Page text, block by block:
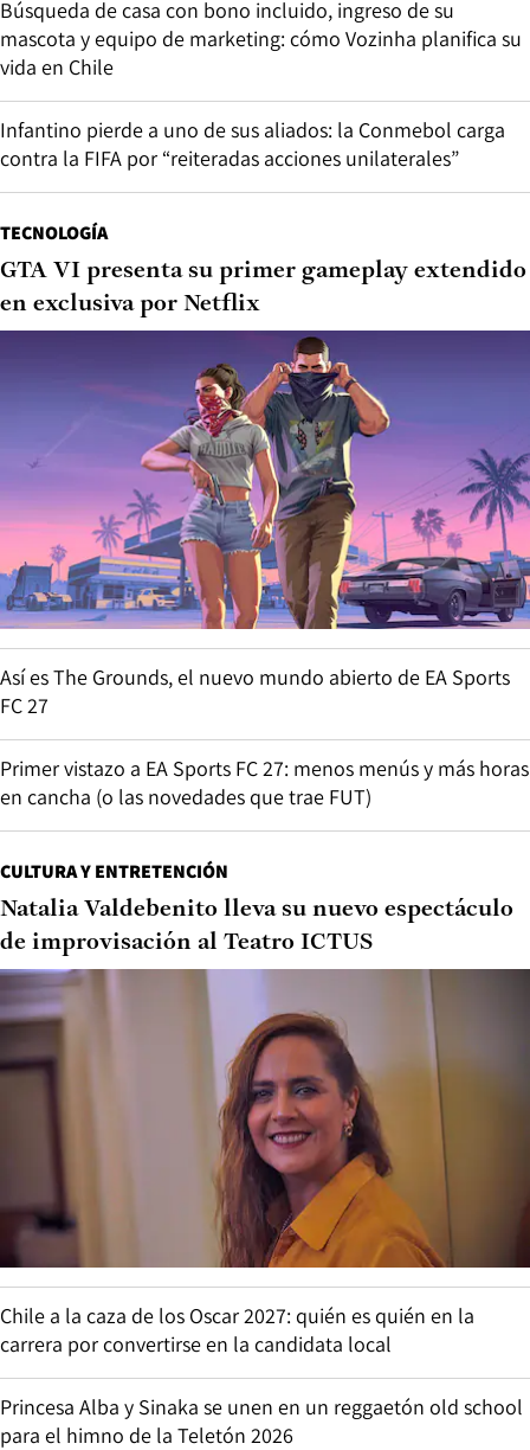
Búsqueda de casa con bono incluido, ingreso de su
mascota y equipo de marketing: cómo Vozinha planifica su
vida en Chile
Infantino pierde a uno de sus aliados: la Conmebol carga
contra la FIFA por “reiteradas acciones unilaterales”
TECNOLOGÍA
GTA VI presenta su primer gameplay extendido
en exclusiva por Netflix
Así es The Grounds, el nuevo mundo abierto de EA Sports
FC 27
Primer vistazo a EA Sports FC 27: menos menús y más horas
en cancha (o las novedades que trae FUT)
CULTURA Y ENTRETENCIÓN
Natalia Valdebenito lleva su nuevo espectáculo
de improvisación al Teatro ICTUS
Chile a la caza de los Oscar 2027: quién es quién en la
carrera por convertirse en la candidata local
Princesa Alba y Sinaka se unen en un reggaetón old school
para el himno de la Teletón 2026